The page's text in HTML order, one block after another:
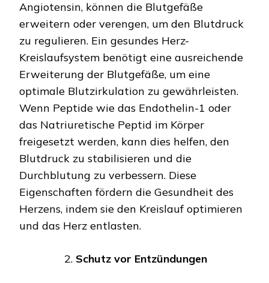
Angiotensin, können die Blutgefäße
erweitern oder verengen, um den Blutdruck
zu regulieren. Ein gesundes Herz-
Kreislaufsystem benötigt eine ausreichende
Erweiterung der Blutgefäße, um eine
optimale Blutzirkulation zu gewährleisten.
Wenn Peptide wie das Endothelin-1 oder
das Natriuretische Peptid im Körper
freigesetzt werden, kann dies helfen, den
Blutdruck zu stabilisieren und die
Durchblutung zu verbessern. Diese
Eigenschaften fördern die Gesundheit des
Herzens, indem sie den Kreislauf optimieren
und das Herz entlasten.
Schutz vor Entzündungen